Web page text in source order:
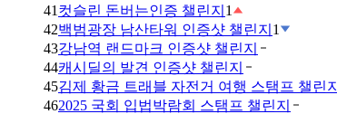
41 컷슬린 돈버는인증 챌린지 1
42백범광장 남산타워 인증샷 챌린지 1
43강남역 랜드마크 인증샷 챌린지
44캐시딜의 발견 인증샷 챌린지
45김제 황금 트래블 자전거 여행 스탬프 챌린지
462025 국회 입법박람회 스탬프 챌린지